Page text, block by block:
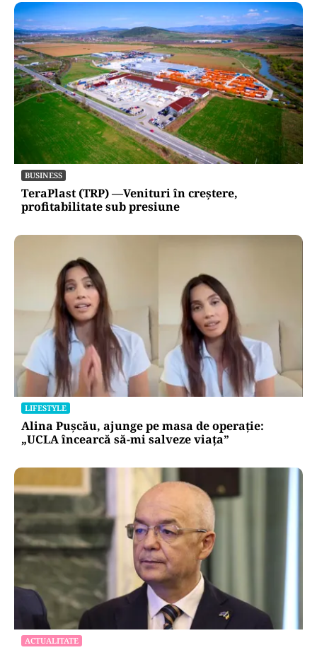
BUSINESS
TeraPlast (TRP) —Venituri în creștere,
profitabilitate sub presiune
LIFESTYLE
Alina Pușcău, ajunge pe masa de operație:
„UCLA încearcă să-mi salveze viața”
ACTUALITATE